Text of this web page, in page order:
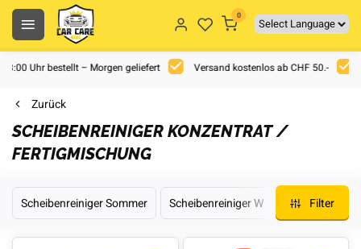
0
Uhr bestellt – Morgen geliefert Versand kostenlos ab CHF 50.-
Zurück
SCHEIBENREINIGER KONZENTRAT /
FERTIGMISCHUNG
Scheibenreiniger Sommer Scheibenreiniger Winter Filter